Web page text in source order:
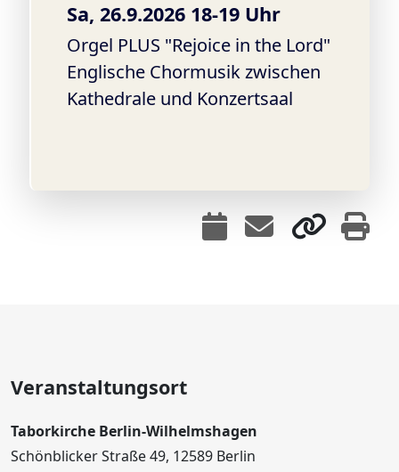
Sa, 26.9.2026 18-19 Uhr
Orgel PLUS "Rejoice in the Lord"
Englische Chormusik zwischen
Kathedrale und Konzertsaal
Veranstaltungsort
Taborkirche Berlin-Wilhelmshagen
Schönblicker Straße 49, 12589 Berlin